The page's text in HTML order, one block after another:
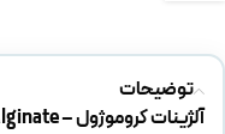
توضیحات
آلژینات کروموژول – Chromogel Alginate